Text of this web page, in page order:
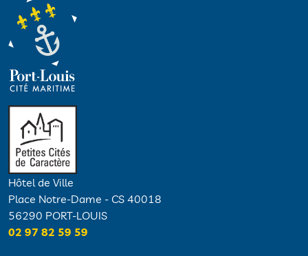
Hôtel de Ville
Place Notre-Dame - CS 40018
56290 PORT-LOUIS
02 97 82 59 59